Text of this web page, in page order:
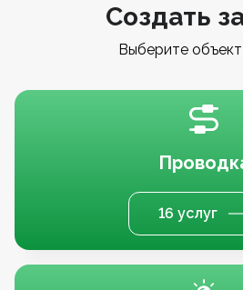
Создать
Выберите
16 услуг